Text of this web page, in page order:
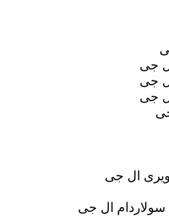
جی
جی
جی
ال جی
سولاردام ال جی